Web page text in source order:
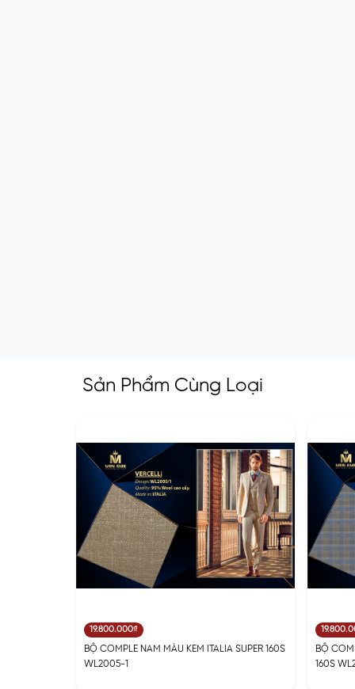
Sản Phẩm Cùng Loại
19.800.000₫
BỘ COMPLE NAM MÀU KEM ITALIA SUPER 160S
WL2005-1
BỘ
160S